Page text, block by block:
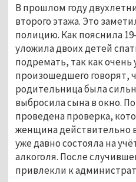
В прошлом году
второго этажа. Это
полицию. Как пояснила
уложила двоих детей
подремать, так как очень
произошедшего говорят,
родительница была
выбросила сына в окно.
проведена проверка,
женщина действительно
уже давно состояла на
алкоголя. После
привлекли к